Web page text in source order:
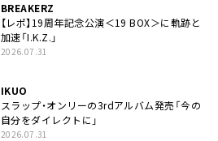
BREAKERZ
【レポ】19周年記念公演＜19 BOX＞に軌跡と
加速「I.K.Z.」
2026.07.31
IKUO
スラップ・オンリーの3rdアルバム発売「今の
自分をダイレクトに」
2026.07.31